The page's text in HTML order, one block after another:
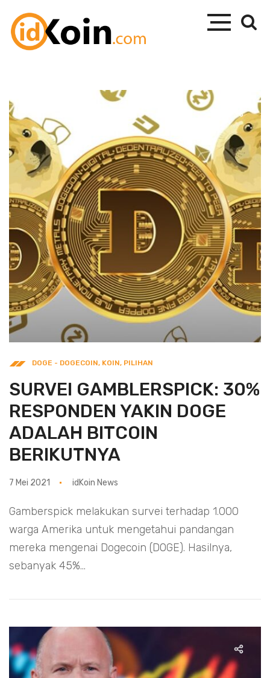
DOGE - DOGECOIN, KOIN, PILIHAN
SURVEI GAMBLERSPICK: 30%
RESPONDEN YAKIN DOGE
ADALAH BITCOIN
BERIKUTNYA
7 Mei 2021 idKoin News
Gamberspick melakukan survei terhadap 1.000
warga Amerika untuk mengetahui pandangan
mereka mengenai Dogecoin (DOGE). Hasilnya,
sebanyak 45%...